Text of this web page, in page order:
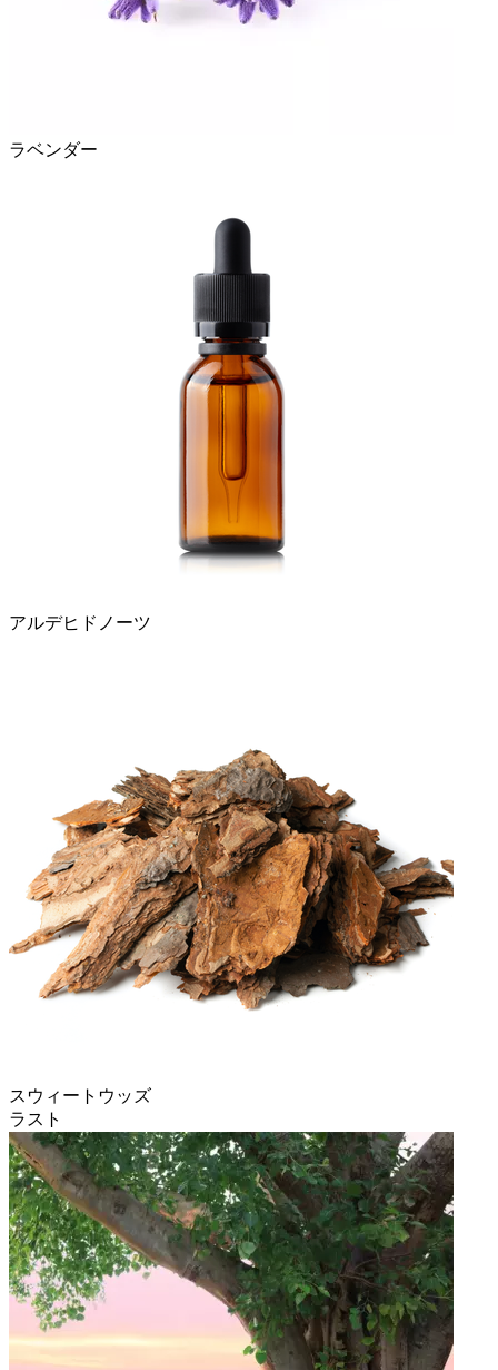
ラベンダー
アルデヒドノーツ
スウィートウッズ
ラスト